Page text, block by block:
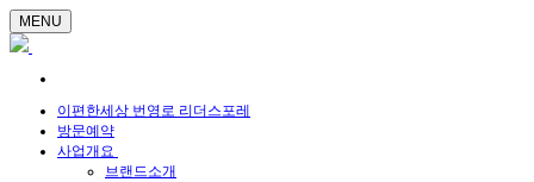
MENU
이편한세상 번영로 리더스포레
방문예약
사업개요
브랜드소개